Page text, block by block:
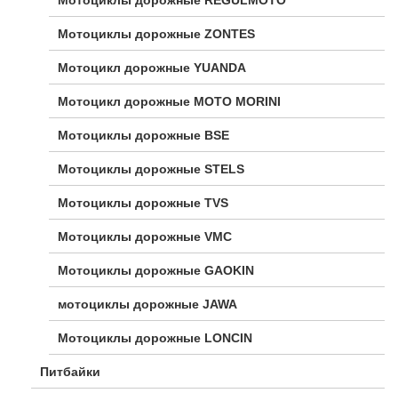
Мотоциклы дорожные ZONTES
Мотоцикл дорожные YUANDA
Мотоцикл дорожные МОТО MORINI
Мотоциклы дорожные BSE
Мотоциклы дорожные STELS
Мотоциклы дорожные TVS
Мотоциклы дорожные VMC
Мотоциклы дорожные GAOKIN
мотоциклы дорожные JAWA
Мотоциклы дорожные LONCIN
Питбайки